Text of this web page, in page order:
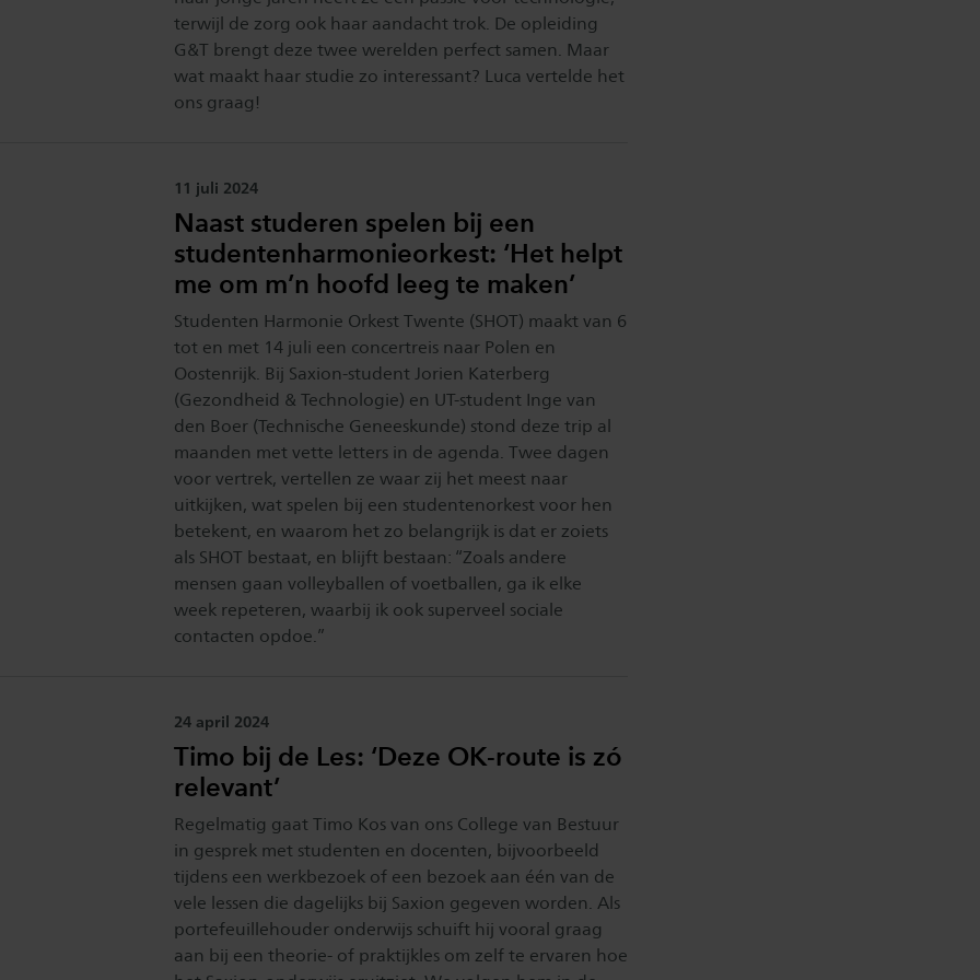
terwijl de zorg ook haar aandacht trok. De opleiding
G&T brengt deze twee werelden perfect samen. Maar
wat maakt haar studie zo interessant? Luca vertelde het
ons graag!
Publicatiedatum:
11 juli 2024
Naast studeren spelen bij een
studentenharmonieorkest: ‘Het helpt
me om m’n hoofd leeg te maken’
Studenten Harmonie Orkest Twente (SHOT) maakt van 6
tot en met 14 juli een concertreis naar Polen en
Oostenrijk. Bij Saxion-student Jorien Katerberg
(Gezondheid & Technologie) en UT-student Inge van
den Boer (Technische Geneeskunde) stond deze trip al
maanden met vette letters in de agenda. Twee dagen
voor vertrek, vertellen ze waar zij het meest naar
uitkijken, wat spelen bij een studentenorkest voor hen
betekent, en waarom het zo belangrijk is dat er zoiets
als SHOT bestaat, en blijft bestaan: “Zoals andere
mensen gaan volleyballen of voetballen, ga ik elke
week repeteren, waarbij ik ook superveel sociale
contacten opdoe.”
Publicatiedatum:
24 april 2024
Timo bij de Les: ‘Deze OK-route is zó
relevant’
Regelmatig gaat Timo Kos van ons College van Bestuur
in gesprek met studenten en docenten, bijvoorbeeld
tijdens een werkbezoek of een bezoek aan één van de
vele lessen die dagelijks bij Saxion gegeven worden. Als
portefeuillehouder onderwijs schuift hij vooral graag
aan bij een theorie- of praktijkles om zelf te ervaren hoe